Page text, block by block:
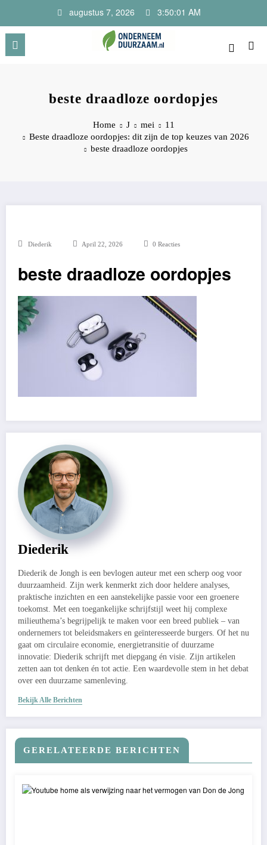
de
inhoud
augustus 7, 2026 3:50:02 AM
beste draadloze oordopjes
Home J mei
11
Beste draadloze oordopjes: dit zijn de top keuzes van 2026
beste draadloze oordopjes
Diederik April 22, 2026 0 Reacties
beste draadloze oordopjes
Diederik
Diederik de Jongh is een bevlogen auteur met een scherp oog voor
duurzaamheid. Zijn werk kenmerkt zich door heldere analyses,
praktische inzichten en een aanstekelijke passie voor een groenere
toekomst. Met een toegankelijke schrijfstijl weet hij complexe
milieuthema’s begrijpelijk te maken voor een breed publiek – van
ondernemers tot beleidsmakers en geïnteresseerde burgers. Of het nu
gaat om circulaire economie, energietransitie of duurzame
innovatie: Diederik schrijft met diepgang én visie. Zijn artikelen
zetten aan tot denken én tot actie. Een waardevolle stem in het debat
over een duurzame samenleving.
Bekijk Alle Berichten
GERELATEERDE BERICHTEN